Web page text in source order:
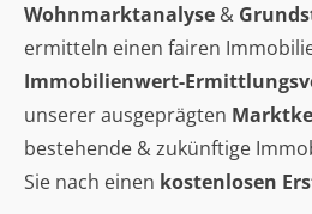
Wohnmarktanalyse &
ermitteln einen fairen
Immobilienwert-
unserer ausgeprägten
bestehende & zukünftige
Sie nach einen kostenlosen